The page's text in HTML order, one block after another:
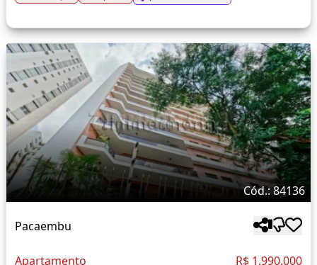
Cód.: 84136
Pacaembu
Apartamento R$ 1.990.000